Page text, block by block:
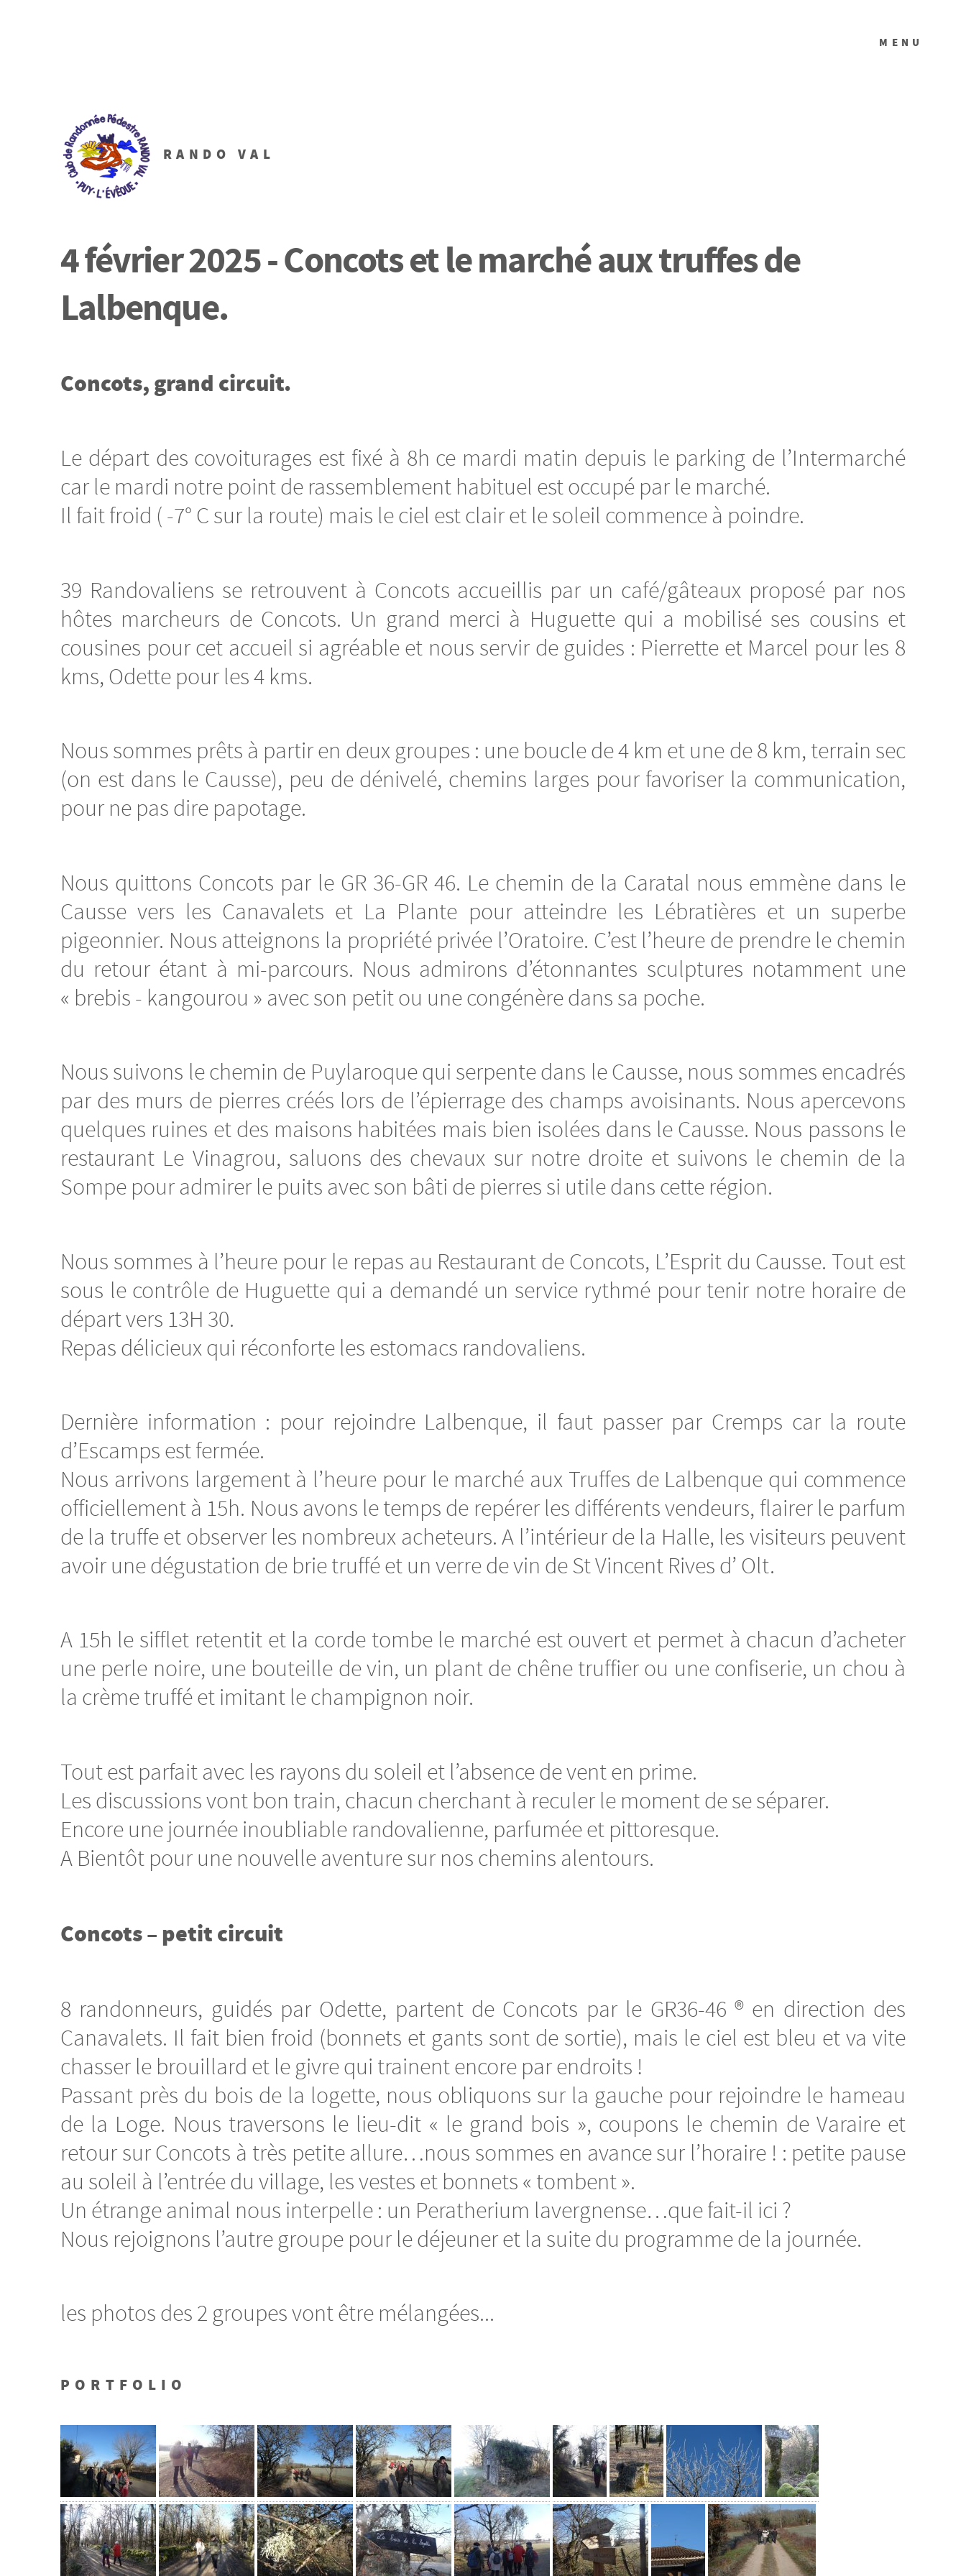
RANDO VAL
MENU
4 février 2025 - Concots et le marché aux truffes de
Lalbenque.
Concots, grand circuit.
Le départ des covoiturages est fixé à 8h ce mardi matin depuis le parking de l’Intermarché
car le mardi notre point de rassemblement habituel est occupé par le marché.
Il fait froid ( -7° C sur la route) mais le ciel est clair et le soleil commence à poindre.
39 Randovaliens se retrouvent à Concots accueillis par un café/gâteaux proposé par nos
hôtes marcheurs de Concots. Un grand merci à Huguette qui a mobilisé ses cousins et
cousines pour cet accueil si agréable et nous servir de guides : Pierrette et Marcel pour les 8
kms, Odette pour les 4 kms.
Nous sommes prêts à partir en deux groupes : une boucle de 4 km et une de 8 km, terrain sec
(on est dans le Causse), peu de dénivelé, chemins larges pour favoriser la communication,
pour ne pas dire papotage.
Nous quittons Concots par le GR 36-GR 46. Le chemin de la Caratal nous emmène dans le
Causse vers les Canavalets et La Plante pour atteindre les Lébratières et un superbe
pigeonnier. Nous atteignons la propriété privée l’Oratoire. C’est l’heure de prendre le chemin
du retour étant à mi-parcours. Nous admirons d’étonnantes sculptures notamment une
« brebis - kangourou » avec son petit ou une congénère dans sa poche.
Nous suivons le chemin de Puylaroque qui serpente dans le Causse, nous sommes encadrés
par des murs de pierres créés lors de l’épierrage des champs avoisinants. Nous apercevons
quelques ruines et des maisons habitées mais bien isolées dans le Causse. Nous passons le
restaurant Le Vinagrou, saluons des chevaux sur notre droite et suivons le chemin de la
Sompe pour admirer le puits avec son bâti de pierres si utile dans cette région.
Nous sommes à l’heure pour le repas au Restaurant de Concots, L’Esprit du Causse. Tout est
sous le contrôle de Huguette qui a demandé un service rythmé pour tenir notre horaire de
départ vers 13H 30.
Repas délicieux qui réconforte les estomacs randovaliens.
Dernière information : pour rejoindre Lalbenque, il faut passer par Cremps car la route
d’Escamps est fermée.
Nous arrivons largement à l’heure pour le marché aux Truffes de Lalbenque qui commence
officiellement à 15h. Nous avons le temps de repérer les différents vendeurs, flairer le parfum
de la truffe et observer les nombreux acheteurs. A l’intérieur de la Halle, les visiteurs peuvent
avoir une dégustation de brie truffé et un verre de vin de St Vincent Rives d’ Olt.
A 15h le sifflet retentit et la corde tombe le marché est ouvert et permet à chacun d’acheter
une perle noire, une bouteille de vin, un plant de chêne truffier ou une confiserie, un chou à
la crème truffé et imitant le champignon noir.
Tout est parfait avec les rayons du soleil et l’absence de vent en prime.
Les discussions vont bon train, chacun cherchant à reculer le moment de se séparer.
Encore une journée inoubliable randovalienne, parfumée et pittoresque.
A Bientôt pour une nouvelle aventure sur nos chemins alentours.
Concots – petit circuit
8 randonneurs, guidés par Odette, partent de Concots par le GR36-46 ® en direction des
Canavalets. Il fait bien froid (bonnets et gants sont de sortie), mais le ciel est bleu et va vite
chasser le brouillard et le givre qui trainent encore par endroits !
Passant près du bois de la logette, nous obliquons sur la gauche pour rejoindre le hameau
de la Loge. Nous traversons le lieu-dit « le grand bois », coupons le chemin de Varaire et
retour sur Concots à très petite allure…nous sommes en avance sur l’horaire ! : petite pause
au soleil à l’entrée du village, les vestes et bonnets « tombent ».
Un étrange animal nous interpelle : un Peratherium lavergnense…que fait-il ici ?
Nous rejoignons l’autre groupe pour le déjeuner et la suite du programme de la journée.
les photos des 2 groupes vont être mélangées...
PORTFOLIO